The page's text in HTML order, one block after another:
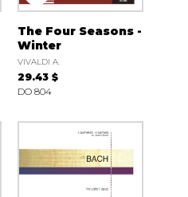
The Four Seasons -
Winter
VIVALDI A.
29.43 $
DO 804